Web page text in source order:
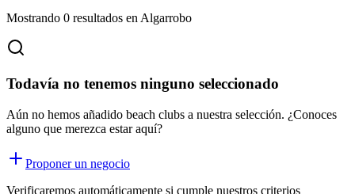
Mostrando 0 resultados en Algarrobo
Todavía no tenemos ninguno seleccionado
Aún no hemos añadido beach clubs a nuestra selección. ¿Conoces
alguno que merezca estar aquí?
Proponer un negocio
Verificaremos automáticamente si cumple nuestros criterios